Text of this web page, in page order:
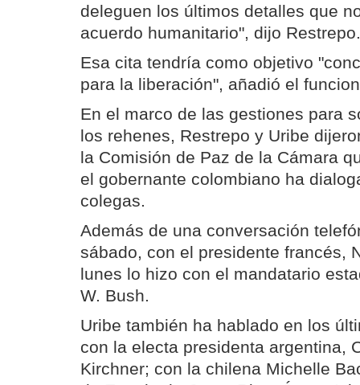
deleguen los últimos detalles que
acuerdo humanitario", dijo Restrepo.
Esa cita tendría como objetivo
para la liberación", añadió el
En el marco de las gestiones para
los rehenes, Restrepo y Uribe
la Comisión de Paz de la Cámara
el gobernante colombiano ha
colegas.
Además de una conversación
sábado, con el presidente francés,
lunes lo hizo con el mandatario
W. Bush.
Uribe también ha hablado en los
con la electa presidenta argentina,
Kirchner; con la chilena Michelle